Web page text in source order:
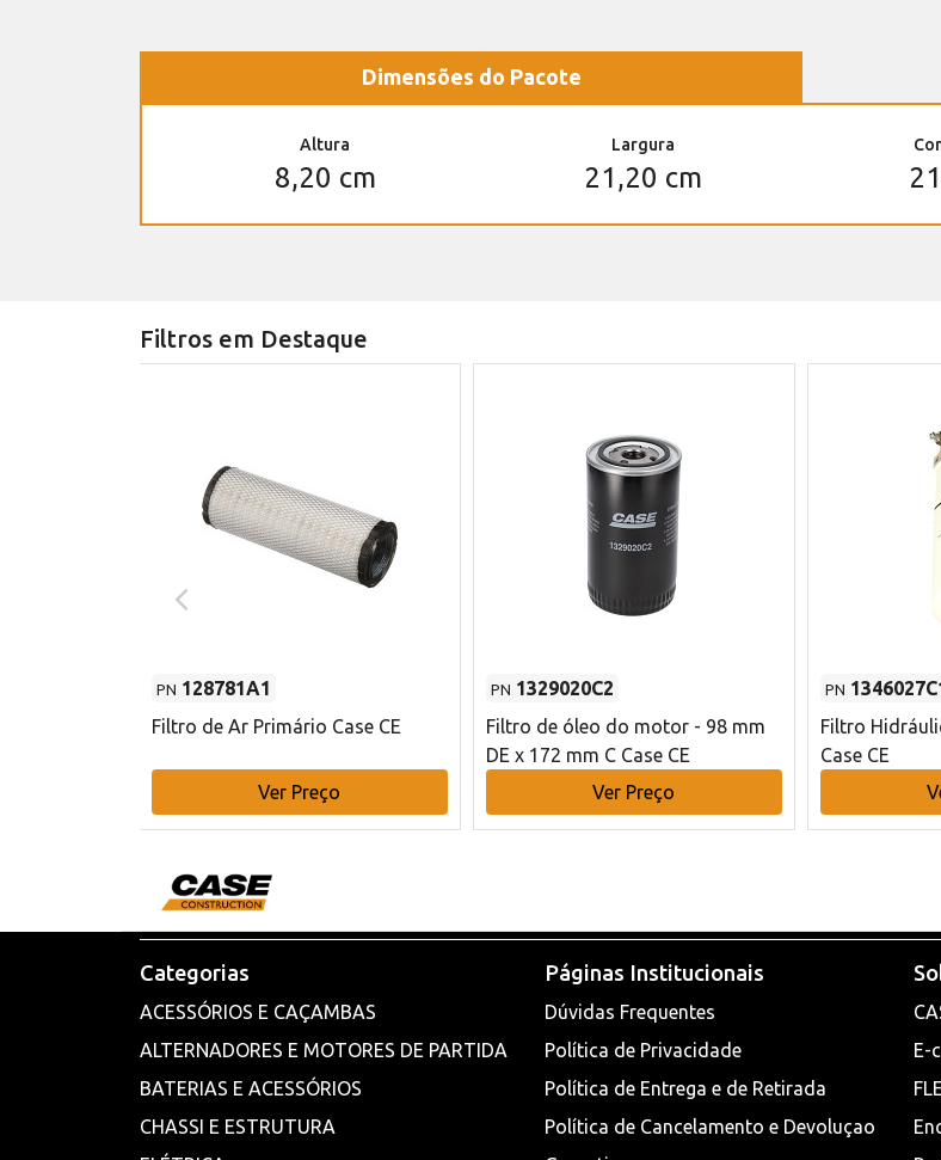
Dimensões do Pacote
Altura
8,20 cm
Largura
21,20 cm
Filtros em Destaque
PN 128781A1
Filtro de Ar Primário Case CE
Ver Preço
PN 1329020C2
Filtro de óleo do motor - 98 mm
DE x 172 mm C Case CE
Ver Preço
PN
Filtro
Case CE
Categorias
ACESSÓRIOS E CAÇAMBAS
ALTERNADORES E MOTORES DE PARTIDA
BATERIAS E ACESSÓRIOS
CHASSI E ESTRUTURA
Páginas Institucionais
Dúvidas Frequentes
Política de Privacidade
Política de Entrega e de Retirada
Política de Cancelamento e Devoluçao
E-